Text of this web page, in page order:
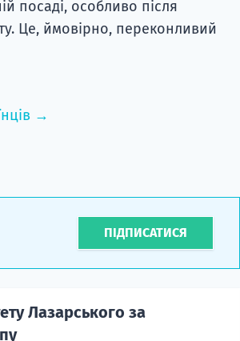
посаді, особливо після
Це, ймовірно, переконливий
→
ПІДПИСАТИСЯ
Лазарського за